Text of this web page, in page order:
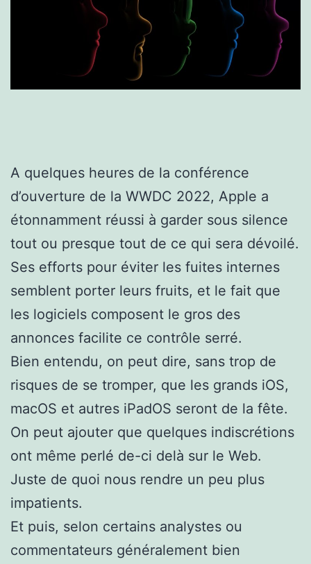
A quelques heures de la conférence
d’ouverture de la WWDC 2022, Apple a
étonnamment réussi à garder sous silence
tout ou presque tout de ce qui sera dévoilé.
Ses efforts pour éviter les fuites internes
semblent porter leurs fruits, et le fait que
les logiciels composent le gros des
annonces facilite ce contrôle serré.
Bien entendu, on peut dire, sans trop de
risques de se tromper, que les grands iOS,
macOS et autres iPadOS seront de la fête.
On peut ajouter que quelques indiscrétions
ont même perlé de-ci delà sur le Web.
Juste de quoi nous rendre un peu plus
impatients.
Et puis, selon certains analystes ou
commentateurs généralement bien